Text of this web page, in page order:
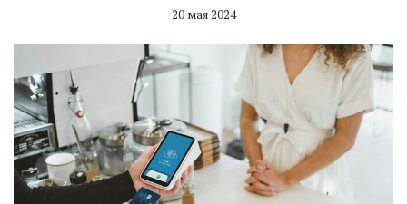
20 мая 2024